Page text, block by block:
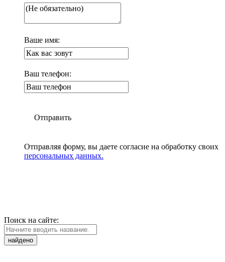
Ваше имя:
Ваш телефон:
Отправить
Отправляя форму, вы даете согласие на обработку своих
персональных данных.
Поиск на сайте:
найдено